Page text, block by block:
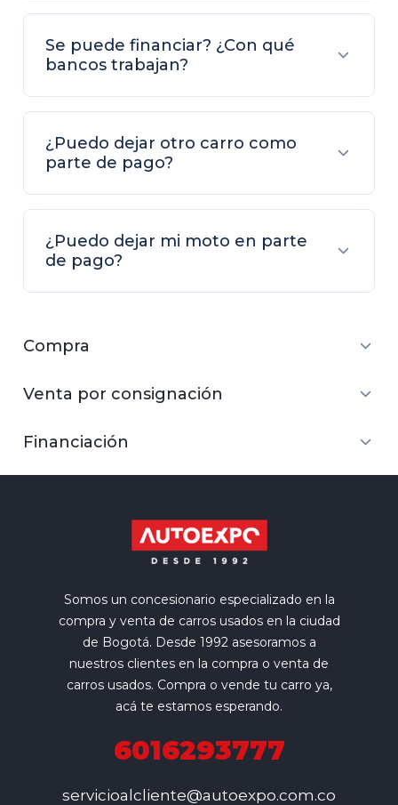
Se puede financiar? ¿Con qué
bancos trabajan?
¿Puedo dejar otro carro como
parte de pago?
¿Puedo dejar mi moto en parte
de pago?
Compra
Venta por consignación
Financiación
Somos un concesionario especializado en la
compra y venta de carros usados en la ciudad
de Bogotá. Desde 1992 asesoramos a
nuestros clientes en la compra o venta de
carros usados. Compra o vende tu carro ya,
acá te estamos esperando.
6016293777
servicioalcliente@autoexpo.com.co